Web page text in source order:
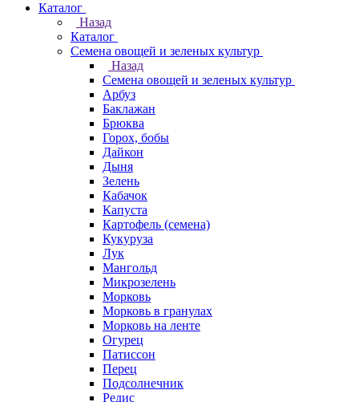
Каталог
Назад
Каталог
Семена овощей и зеленых культур
Назад
Семена овощей и зеленых культур
Арбуз
Баклажан
Брюква
Горох, бобы
Дайкон
Дыня
Зелень
Кабачок
Капуста
Картофель (семена)
Кукуруза
Лук
Мангольд
Микрозелень
Морковь
Морковь в гранулах
Морковь на ленте
Огурец
Патиссон
Перец
Подсолнечник
Редис